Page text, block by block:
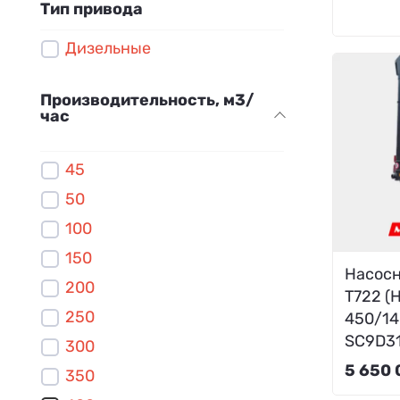
Тип привода
Дизельные
Производительность, м3/
час
45
50
100
150
200
250
300
350
T722
450/
5 650